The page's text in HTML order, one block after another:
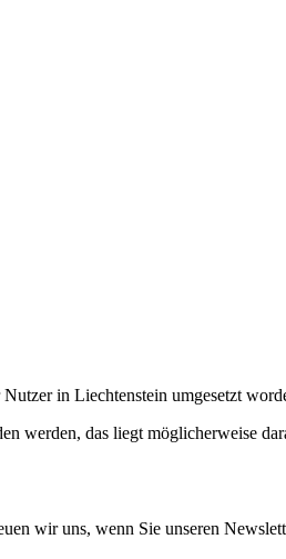
in Liechtenstein umgesetzt
werden, das liegt möglicherweise
wir uns, wenn Sie unseren